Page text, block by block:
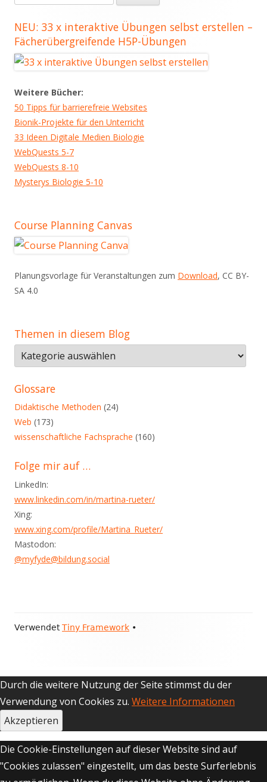
Seitenleiste
nach:
NEU: 33 x interaktive Übungen selbst erstellen –
Fächerübergreifende H5P-Übungen
Weitere Bücher:
50 Tipps für barrierefreie Websites
Bionik-Projekte für den Unterricht
33 Ideen Digitale Medien Biologie
WebQuests 5-7
WebQuests 8-10
Mysterys Biologie 5-10
Course Planning Canvas
Planungsvorlage für Veranstaltungen zum Download, CC BY-
SA 4.0
Themen in diesem Blog
Themen
in
diesem
Blog
Glossare
Didaktische Methoden (24)
Web (173)
wissenschaftliche Fachsprache (160)
Folge mir auf …
LinkedIn:
www.linkedin.com/in/martina-rueter/
Xing:
www.xing.com/profile/Martina_Rueter/
Mastodon:
@myfyde@bildung.social
Footer
VerwendetTiny Framework •
Durch die weitere Nutzung der Seite stimmst du der
Verwendung von Cookies zu. Weitere Informationen
Akzeptieren
Die Cookie-Einstellungen auf dieser Website sind auf
"Cookies zulassen" eingestellt, um das beste Surferlebnis